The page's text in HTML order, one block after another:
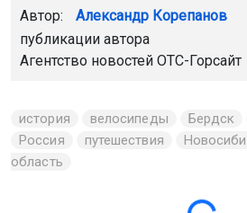
Политика 7 августа 2026 - 10:16
Мэр Новосибирска
возглавил
Компания «Медиалогия»
глав столиц субъектов